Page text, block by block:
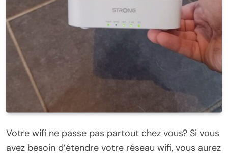
Votre wifi ne passe pas partout chez vous? Si vous
avez besoin d’étendre votre réseau wifi, vous aurez